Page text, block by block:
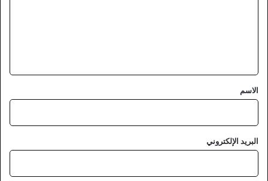
*
الاسم
البريد الإلكتروني